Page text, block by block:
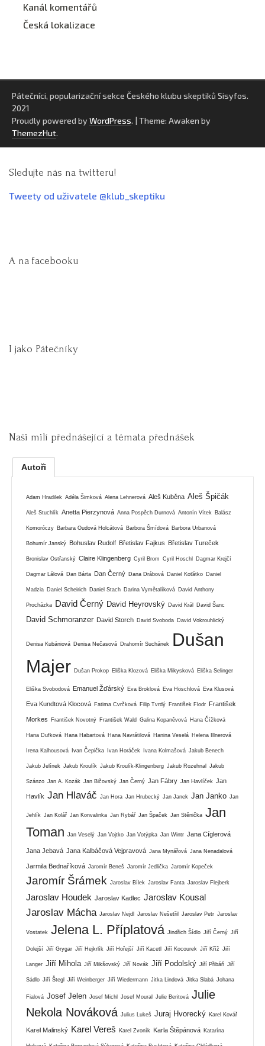
Kanál komentářů
Česká lokalizace
Pátečníci, popularizační sekce Českého klubu skeptiků Sisyfos.
2021
Proudly powered by WordPress. | Theme: Awaken by
ThemezHut.
Sledujte nás na twitteru!
Tweety od uživatele @klub_skeptiku
A na facebooku
I jako Pátečníky
Naši milí přednášející a témata přednášek
Autoři
Adam Hradilek Adéla Šimková Alena Lehnerová Aleš Kuběna Aleš Špičák
Aleš Stuchlík Anetta Pierzynová Anna Pospěch Durnová Antonín Vítek Balász
Komoróczy Barbara Oudová Holcátová Barbora Šmídová Barbora Urbanová
Bohumír Janský Bohuslav Rudolf Břetislav Fajkus Břetislav Tureček
Bronislav Ostřanský Claire Klingenberg Cyril Brom Cyril Hoschl Dagmar Krejčí
Dagmar Lálová Dan Bárta Dan Černý Dana Drábová Daniel Koťátko Daniel
Madzia Daniel Scheirich Daniel Stach Darina Vymětalíková David Anthony
Procházka David Černý David Heyrovský David Král David Šanc
David Schmoranzer David Storch David Svoboda David Vokrouhlický
Denisa Kubániová Denisa Nečasová Drahomír Suchánek
Dušan
Majer Dušan Prokop Eliška Klozová Eliška Mikysková Eliška Selinger
Eliška Svobodová Emanuel Žďárský Eva Broklová Eva Höschlová Eva Klusová
Eva Kundtová Klocová Fatima Cvrčková Filip Tvrdý František Flodr František
Morkes František Novotný František Wald Galina Kopaněvová Hana Čížková
Hana Dufková Hana Habartová Hana Navrátilová Hanina Veselá Helena Illnerová
Irena Kalhousová Ivan Čepička Ivan Horáček Ivana Kolmašová Jakub Benech
Jakub Jelínek Jakub Kroulík Jakub Kroulík-Klingenberg Jakub Rozehnal Jakub
Szánzo Jan A. Kozák Jan Bičovský Jan Černý Jan Fábry Jan Havlíček Jan
Havlík Jan Hlaváč Jan Hora Jan Hrubecký Jan Janek Jan Janko Jan
Jehlík Jan Kolář Jan Konvalinka Jan Rybář Jan Špaček Jan Stěnička Jan
Toman
Jan Veselý Jan Vojtko Jan Votýpka Jan Wintr Jana Cíglerová
Jana Jebavá Jana Kalbáčová Vejpravová Jana Mynářová Jana Nenadalová
Jarmila Bednaříková Jaromír Beneš Jaromír Jedlička Jaromír Kopeček
Jaromír Šrámek Jaroslav Bílek Jaroslav Fanta Jaroslav Flejberk
Jaroslav Houdek Jaroslav Kadlec Jaroslav Kousal
Jaroslav Mácha Jaroslav Nejdl Jaroslav Nešetřil Jaroslav Petr Jaroslav
Vostatek Jelena L. Příplatová Jindřich Šídlo Jiří Černý Jiří
Dolejší Jiří Grygar Jiří Hejkrlík Jiří Hořejší Jiří Kacetl Jiří Kocourek Jiří Kříž Jiří
Langer Jiří Mihola Jiří Mikšovský Jiří Novák Jiří Podolský Jiří Přibáň Jiří
Sádlo Jiří Štegl Jiří Weinberger Jiří Wiedermann Jitka Lindová Jitka Slabá Johana
Fialová Josef Jelen Josef Michl Josef Moural Julie Beritová Julie
Nekola Nováková Julius Lukeš Juraj Hvorecký Karel Kovář
Karel Malinský Karel Vereš Karel Zvoník Karla Štěpánová Katarína